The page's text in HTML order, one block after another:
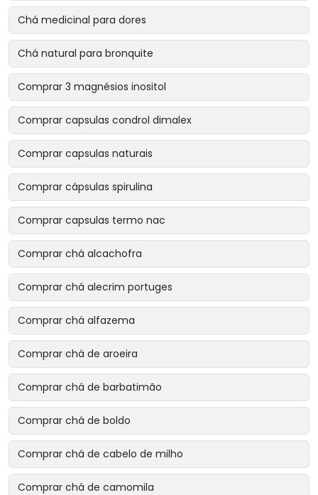
Chá medicinal para dores
Chá natural para bronquite
Comprar 3 magnésios inositol
Comprar capsulas condrol dimalex
Comprar capsulas naturais
Comprar cápsulas spirulina
Comprar capsulas termo nac
Comprar chá alcachofra
Comprar chá alecrim portuges
Comprar chá alfazema
Comprar chá de aroeira
Comprar chá de barbatimão
Comprar chá de boldo
Comprar chá de cabelo de milho
Comprar chá de camomila